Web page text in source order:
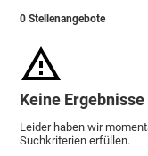
0 Stellenangebote
Keine
Leider haben wir
Suchkriterien erfüllen.